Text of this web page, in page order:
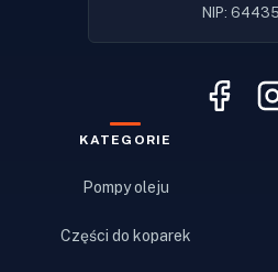
NIP:
KATEGORIE
Pompy oleju
Części do koparek